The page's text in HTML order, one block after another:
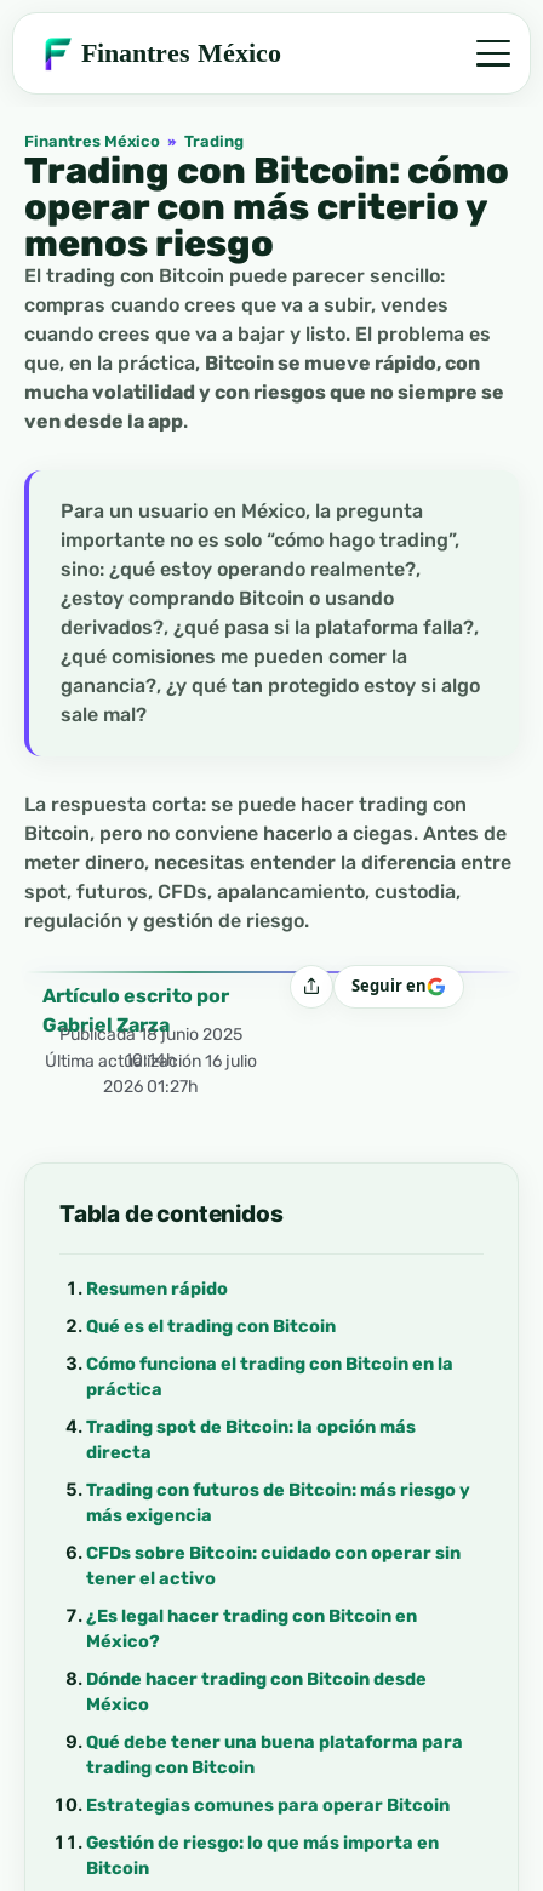
Finantres México
Finantres México » Trading
Trading con Bitcoin: cómo
operar con más criterio y
menos riesgo
El trading con Bitcoin puede parecer sencillo:
compras cuando crees que va a subir, vendes
cuando crees que va a bajar y listo. El problema es
que, en la práctica, Bitcoin se mueve rápido, con
mucha volatilidad y con riesgos que no siempre se
ven desde la app.
Para un usuario en México, la pregunta
importante no es solo “cómo hago trading”,
sino: ¿qué estoy operando realmente?,
¿estoy comprando Bitcoin o usando
derivados?, ¿qué pasa si la plataforma falla?,
¿qué comisiones me pueden comer la
ganancia?, ¿y qué tan protegido estoy si algo
sale mal?
La respuesta corta: se puede hacer trading con
Bitcoin, pero no conviene hacerlo a ciegas. Antes de
meter dinero, necesitas entender la diferencia entre
spot, futuros, CFDs, apalancamiento, custodia,
regulación y gestión de riesgo.
Artículo escrito por
Gabriel Zarza
Publicada18 junio 2025
10:14h
Última actualización 16 julio
2026 01:27h
CompartirSeguir en
Tabla de contenidos
Resumen rápido
Qué es el trading con Bitcoin
Cómo funciona el trading con Bitcoin en la
práctica
Trading spot de Bitcoin: la opción más
directa
Trading con futuros de Bitcoin: más riesgo y
más exigencia
CFDs sobre Bitcoin: cuidado con operar sin
tener el activo
¿Es legal hacer trading con Bitcoin en
México?
Dónde hacer trading con Bitcoin desde
México
Qué debe tener una buena plataforma para
trading con Bitcoin
Estrategias comunes para operar Bitcoin
Gestión de riesgo: lo que más importa en
Bitcoin